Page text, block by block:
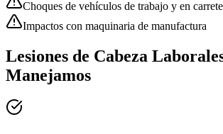
Choques de vehículos de trabajo y en
Impactos con maquinaria de manufactura
Lesiones de Cabeza
Manejamos